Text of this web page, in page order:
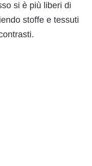
si è più liberi di
stoffe e tessuti